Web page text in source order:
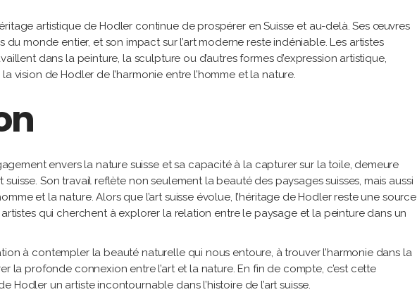
artistique de Hodler continue de prospérer en Suisse et au-delà. Ses œuvres
du monde entier, et son impact sur l’art moderne reste indéniable. Les artistes
dans la peinture, la sculpture ou d’autres formes d’expression artistique,
vision de Hodler de l’harmonie entre l’homme et la nature.
envers la nature suisse et sa capacité à la capturer sur la toile, demeure
suisse. Son travail reflète non seulement la beauté des paysages suisses, mais aussi
et la nature. Alors que l’art suisse évolue, l’héritage de Hodler reste une source
qui cherchent à explorer la relation entre le paysage et la peinture dans un
à contempler la beauté naturelle qui nous entoure, à trouver l’harmonie dans la
la profonde connexion entre l’art et la nature. En fin de compte, c’est cette
Hodler un artiste incontournable dans l’histoire de l’art suisse.